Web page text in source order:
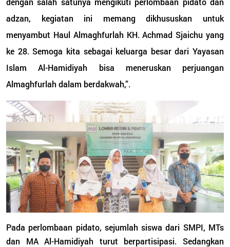
adzan, kegiatan ini memang dikhususkan untuk
menyambut Haul Almaghfurlah KH. Achmad Sjaichu yang
ke 28. Semoga kita sebagai keluarga besar dari Yayasan
Islam Al-Hamidiyah bisa meneruskan perjuangan
Almaghfurlah dalam berdakwah,”.
Pada perlombaan pidato, sejumlah siswa dari SMPI, MTs
dan MA Al-Hamidiyah turut berpartisipasi. Sedangkan